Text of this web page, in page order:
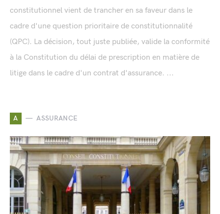
constitutionnel vient de trancher en sa faveur dans le
cadre d'une question prioritaire de constitutionnalité
(QPC). La décision, tout juste publiée, valide la conformité
à la Constitution du délai de prescription en matière de
litige dans le cadre d'un contrat d'assurance. ...
A ASSURANCE